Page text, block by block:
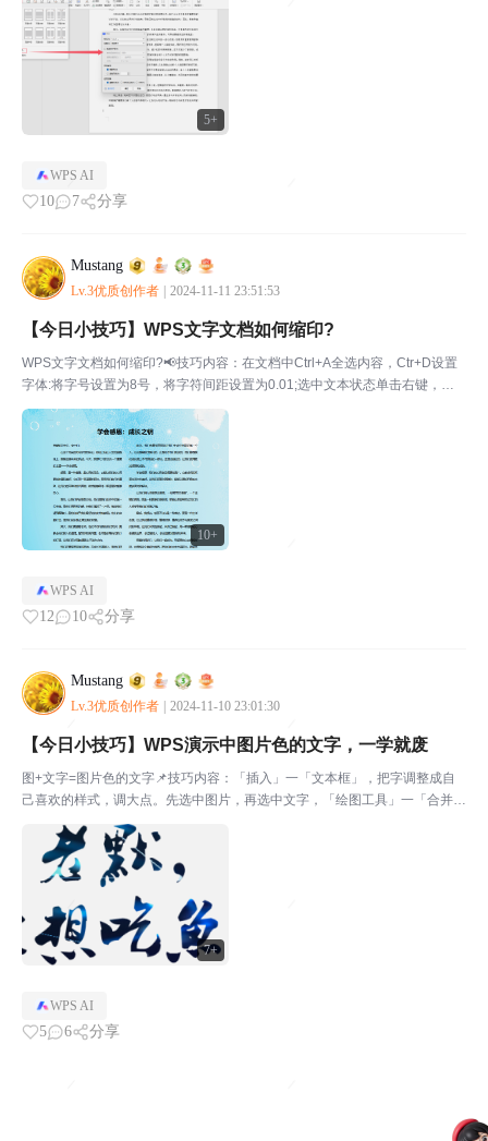
5+
需要设置页码的展示样式页码的显示位置与应用范围，位置...
WPS AI
10 7 分享
Mustang
Lv.3优质创作者 2024-11-11 23:51:53
10+
【今日小技巧】WPS文字文档如何缩印?
WPS文字文档如何缩印?📢技巧内容：在文档中Ctrl+A全选内容，Ctr+D设置
字体:将字号设置为8号，将字符间距设置为0.01;选中文本状态单击右键，
「段落」中设置行距为「固定值」数值为0，最后在「页面布局」设置分栏为
「两栏」。在文档中Ctl+A全选内容...
WPS AI
12 10 分享
Mustang
Lv.3优质创作者 2024-11-10 23:01:30
7+
【今日小技巧】WPS演示中图片色的文字，一学就废
图+文字=图片色的文字📌技巧内容：「插入」一「文本框」，把字调整成自
己喜欢的样式，调大点。先选中图片，再选中文字，「绘图工具」一「合并形
状」一「相交」，漂亮的文字就出来啦。*划重点，建议检查顺序是否正确。
「插入」一「文本框」把字调整成自己喜欢的样式，调大点...
WPS AI
5 6 分享